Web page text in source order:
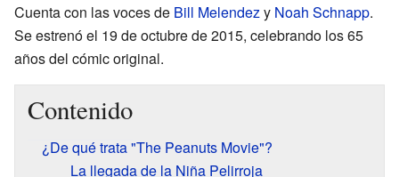
Cuenta con las voces de Bill Melendezy Noah Schnapp.
Se estrenó el 19 de octubre de 2015, celebrando los 65
años del cómic original.
Contenido
¿De qué trata "The Peanuts Movie"?
La llegada de la Niña Pelirroja